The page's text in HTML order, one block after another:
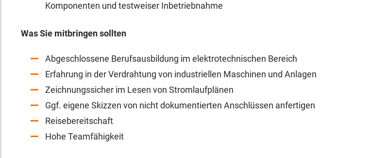
Komponenten und testweiser Inbetriebnahme
Was Sie mitbringen sollten
Abgeschlossene Berufsausbildung im elektrotechnischen Bereich
Erfahrung in der Verdrahtung von industriellen Maschinen und Anlagen
Zeichnungssicher im Lesen von Stromlaufplänen
Ggf. eigene Skizzen von nicht dokumentierten Anschlüssen anfertigen
Reisebereitschaft
Hohe Teamfähigkeit